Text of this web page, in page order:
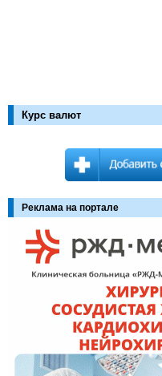
Курс валют
Реклама на портале